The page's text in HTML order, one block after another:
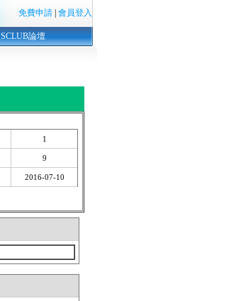
免費申請 會員登入
SCLUB論壇
1
9
2016-07-10